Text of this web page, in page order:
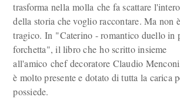
trasforma nella molla che fa scattare
della storia che voglio raccontare. Ma non
tragico. In "Caterino - romantico duello in
forchetta", il libro che ho scritto insieme
all'amico chef decoratore Claudio
è molto presente e dotato di tutta la carica
possiede.